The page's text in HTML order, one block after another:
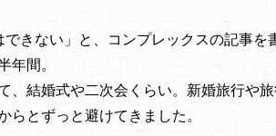
きない」と、コンプレックスの記事を
年間。
、結婚式や二次会くらい。新婚旅行や旅
らとずっと避けてきました。